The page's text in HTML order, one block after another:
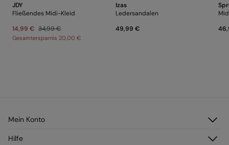
JDY
Fließendes Midi-Kleid
14,99 € 34,99 €
Gesamtersparnis 20,00 €
Izas
Ledersandalen
49,99 €
Mein Konto
Hilfe